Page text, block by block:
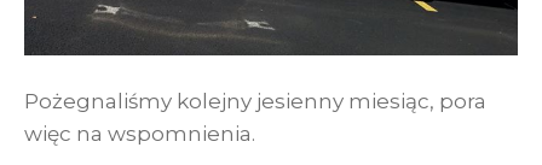
Pożegnaliśmy kolejny jesienny miesiąc, pora
więc na wspomnienia.